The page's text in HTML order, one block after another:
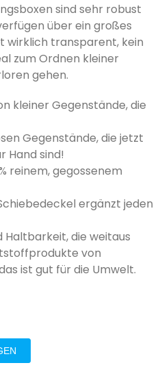
sind sehr robust
über ein großes
wirklich transparent, kein
zum Ordnen kleiner
gehen.
kleiner Gegenstände, die
Gegenstände, die jetzt
Hand sind!
reinem, gegossenem
ergänzt jeden
Haltbarkeit, die weitaus
von
ist gut für die Umwelt.